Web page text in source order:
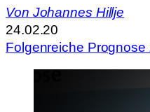
Von Johannes Hillje
24.02.20
Folgenreiche Prognose